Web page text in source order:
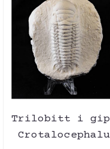
Trilobitt i